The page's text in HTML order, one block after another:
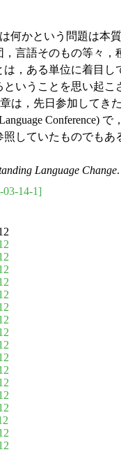
何かという問題は本
言語そのもの等々
，ある単位に着目
いうことを思い起こ
は，先日参加してき
Conference)
していたものでもあ
Language Change
03-14-1]